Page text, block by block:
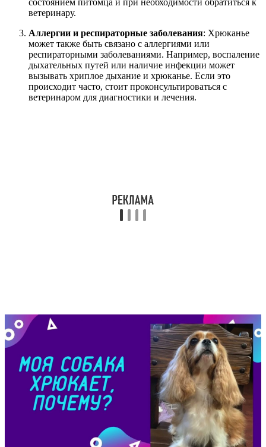
состоянием питомца и при необходимости обратиться к
ветеринару.
Аллергии и респираторные заболевания: Хрюканье
может также быть связано с аллергиями или
респираторными заболеваниями. Например, воспаление
дыхательных путей или наличие инфекции может
вызывать хриплое дыхание и хрюканье. Если это
происходит часто, стоит проконсультироваться с
ветеринаром для диагностики и лечения.